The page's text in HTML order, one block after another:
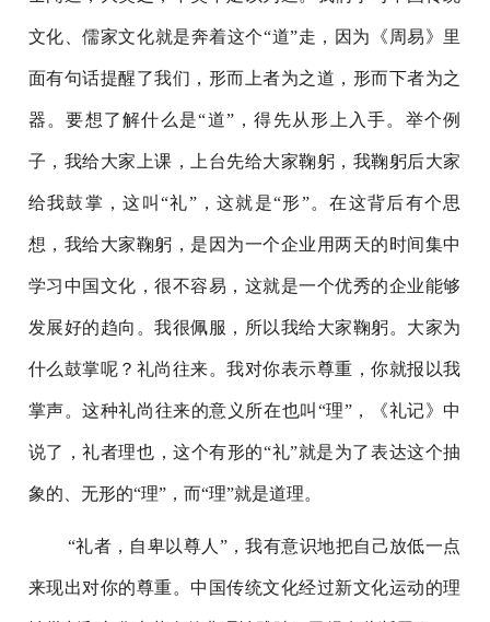
文化、儒家文化就是奔着这个“道”走，因为《周易》里
面有句话提醒了我们，形而上者为之道，形而下者为之
器。要想了解什么是“道”，得先从形上入手。举个例
子，我给大家上课，上台先给大家鞠躬，我鞠躬后大家
给我鼓掌，这叫“礼”，这就是“形”。在这背后有个思
想，我给大家鞠躬，是因为一个企业用两天的时间集中
学习中国文化，很不容易，这就是一个优秀的企业能够
发展好的趋向。我很佩服，所以我给大家鞠躬。大家为
什么鼓掌呢？礼尚往来。我对你表示尊重，你就报以我
掌声。这种礼尚往来的意义所在也叫“理”，《礼记》中
说了，礼者理也，这个有形的“礼”就是为了表达这个抽
象的、无形的“理”，而“理”就是道理。
“礼者，自卑以尊人”，我有意识地把自己放低一点
来现出对你的尊重。中国传统文化经过新文化运动的理